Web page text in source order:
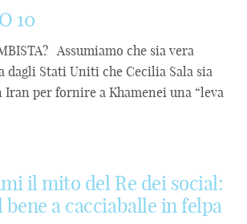
10
Assumiamo che sia vera
dagli Stati Uniti che Cecilia Sala sia
Iran per fornire a Khamenei una “leva
il mito del Re dei social:
bene a cacciaballe in felpa